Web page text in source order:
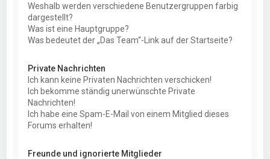
Weshalb werden verschiedene Benutzergruppen farbig
dargestellt?
Was ist eine Hauptgruppe?
Was bedeutet der „Das Team“-Link auf der Startseite?
Private Nachrichten
Ich kann keine Privaten Nachrichten verschicken!
Ich bekomme ständig unerwünschte Private
Nachrichten!
Ich habe eine Spam-E-Mail von einem Mitglied dieses
Forums erhalten!
Freunde und ignorierte Mitglieder